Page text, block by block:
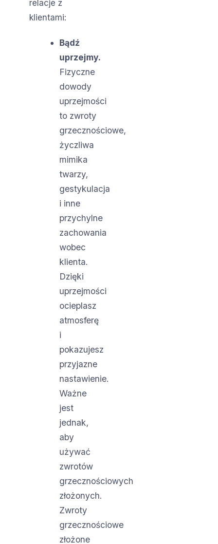
relacje z
klientami:
Bądź
uprzejmy.
Fizyczne
dowody
uprzejmości
to zwroty
grzecznościowe,
życzliwa
mimika
twarzy,
gestykulacja
i inne
przychylne
zachowania
wobec
klienta.
Dzięki
uprzejmości
ocieplasz
atmosferę
i
pokazujesz
przyjazne
nastawienie.
Ważne
jest
jednak,
aby
używać
zwrotów
grzecznościowych
złożonych.
Zwroty
grzecznościowe
złożone